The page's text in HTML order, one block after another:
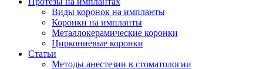
Виды коронок на импланты
Коронки на импланты
Металлокерамические коронки
Циркониевые коронки
Статьи
Методы анестезии в стоматологии